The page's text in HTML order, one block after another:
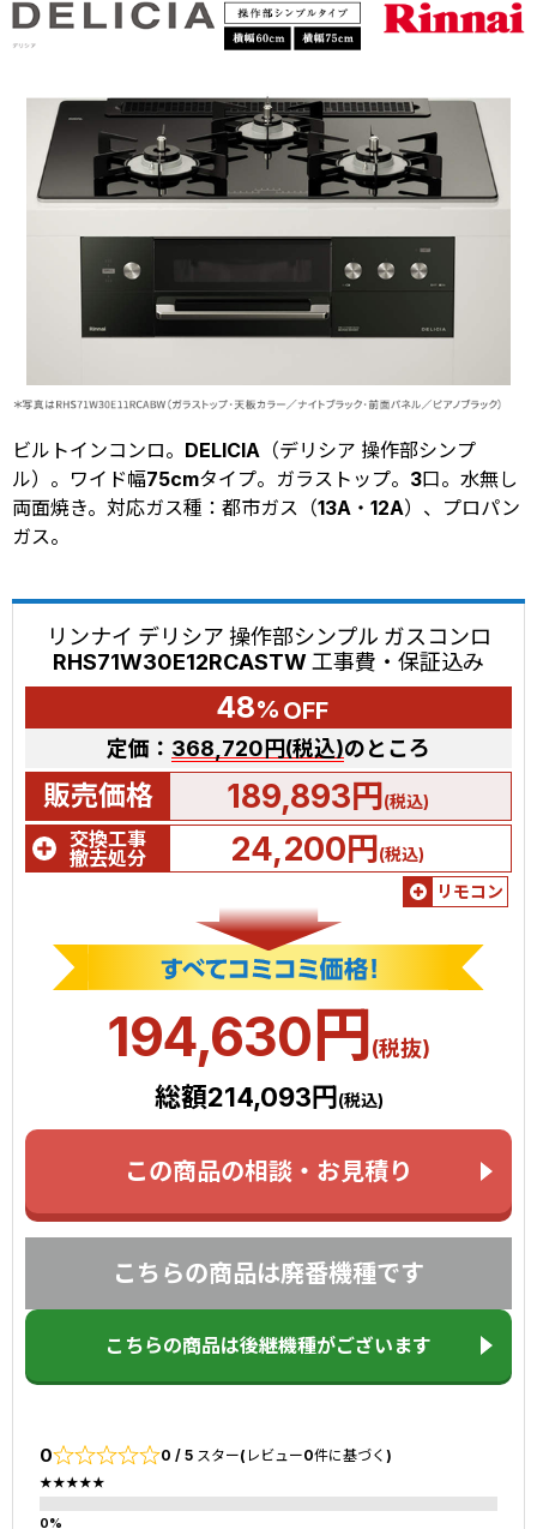
ビルトインコンロ。DELICIA（デリシア 操作部シンプ
ル）。ワイド幅75cmタイプ。ガラストップ。3口。水無し
両面焼き。対応ガス種：都市ガス（13A・12A）、プロパン
ガス。
リンナイ デリシア 操作部シンプル ガスコンロ
RHS71W30E12RCASTW 工事費・保証込み
48% OFF
定価： 368,720円(税込)のところ
販売価格 189,893円(税込)
交換工事
撤去処分
24,200円(税込)
リモコン
194,630円(税抜)
総額214,093円(税込)
この商品の相談・お見積り
こちらの商品は廃番機種です
こちらの商品は後継機種がございます
0 0 / 5 スター(レビュー0件に基づく)
★★★★★